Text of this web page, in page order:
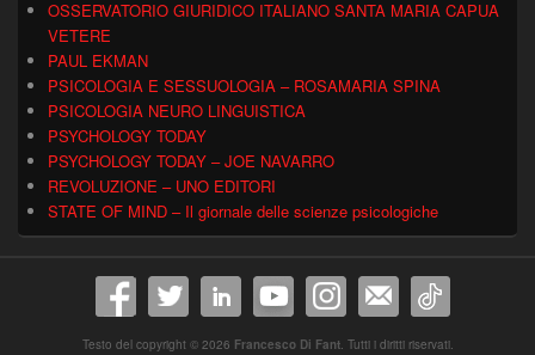
OSSERVATORIO GIURIDICO ITALIANO SANTA MARIA CAPUA
VETERE
PAUL EKMAN
PSICOLOGIA E SESSUOLOGIA – ROSAMARIA SPINA
PSICOLOGIA NEURO LINGUISTICA
PSYCHOLOGY TODAY
PSYCHOLOGY TODAY – JOE NAVARRO
REVOLUZIONE – UNO EDITORI
STATE OF MIND – Il giornale delle scienze psicologiche
Testo del copyright © 2026 Francesco Di Fant. Tutti i diritti riservati.